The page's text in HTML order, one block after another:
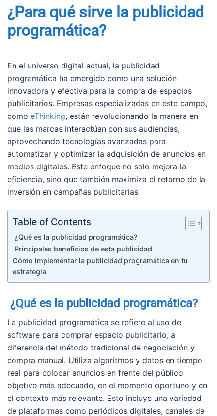
¿Para qué sirve la publicidad
programática?
En el universo digital actual, la publicidad
programática ha emergido como una solución
innovadora y efectiva para la compra de espacios
publicitarios. Empresas especializadas en este campo,
como eThinking, están revolucionando la manera en
que las marcas interactúan con sus audiencias,
aprovechando tecnologías avanzadas para
automatizar y optimizar la adquisición de anuncios en
medios digitales. Este enfoque no solo mejora la
eficiencia, sino que también maximiza el retorno de la
inversión en campañas publicitarias.
Table of Contents
¿Qué es la publicidad programática?
Principales beneficios de esta publicidad
Cómo implementar la publicidad programática en tu
estrategia
¿Qué es la publicidad programática?
La publicidad programática se refiere al uso de
software para comprar espacio publicitario, a
diferencia del método tradicional de negociación y
compra manual. Utiliza algoritmos y datos en tiempo
real para colocar anuncios en frente del público
objetivo más adecuado, en el momento oportuno y en
el contexto más relevante. Esto incluye una variedad
de plataformas como periódicos digitales, canales de